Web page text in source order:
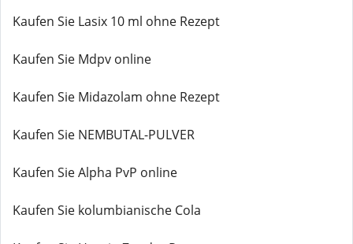
Kaufen Sie Lasix 10 ml ohne Rezept
Kaufen Sie Mdpv online
Kaufen Sie Midazolam ohne Rezept
Kaufen Sie NEMBUTAL-PULVER
Kaufen Sie Alpha PvP online
Kaufen Sie kolumbianische Cola